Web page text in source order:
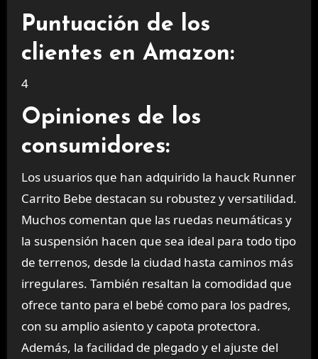
Puntuación de los
clientes en Amazon:
4
Opiniones de los
consumidores:
Los usuarios que han adquirido la hauck Runner
Carrito Bebe destacan su robustez y versatilidad.
Muchos comentan que las ruedas neumáticas y
la suspensión hacen que sea ideal para todo tipo
de terrenos, desde la ciudad hasta caminos más
irregulares. También resaltan la comodidad que
ofrece tanto para el bebé como para los padres,
con su amplio asiento y capota protectora.
Además, la facilidad de plegado y el ajuste del